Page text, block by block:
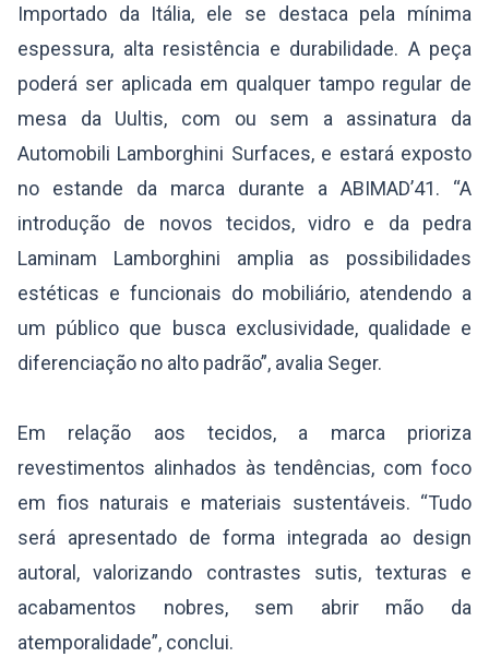
Importado da Itália, ele se destaca pela mínima
espessura, alta resistência e durabilidade. A peça
poderá ser aplicada em qualquer tampo regular de
mesa da Uultis, com ou sem a assinatura da
Automobili Lamborghini Surfaces, e estará exposto
no estande da marca durante a ABIMAD’41. “A
introdução de novos tecidos, vidro e da pedra
Laminam Lamborghini amplia as possibilidades
estéticas e funcionais do mobiliário, atendendo a
um público que busca exclusividade, qualidade e
diferenciação no alto padrão”, avalia Seger.
Em relação aos tecidos, a marca prioriza
revestimentos alinhados às tendências, com foco
em fios naturais e materiais sustentáveis. “Tudo
será apresentado de forma integrada ao design
autoral, valorizando contrastes sutis, texturas e
acabamentos nobres, sem abrir mão da
atemporalidade”, conclui.